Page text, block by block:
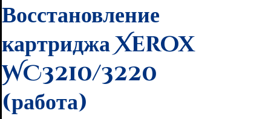
Восстановление
картриджа Xerox
WC3210/3220
(работа)